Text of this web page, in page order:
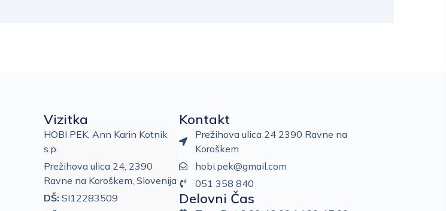
Vizitka
HOBI PEK, Ann Karin Kotnik
s.p.
Prežihova ulica 24, 2390
Ravne na Koroškem, Slovenija
DŠ: SI12283509
Kontakt
Prežihova ulica 24 2390 Ravne na
Koroškem
hobi.pek@gmail.com
051 358 840
Delovni Čas